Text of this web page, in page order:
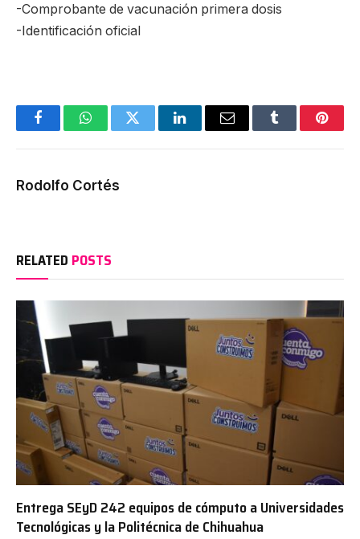
-Comprobante de vacunación primera dosis
-Identificación oficial
FacebookWhatsAppTwitter LinkedInEmail Tumblr
Rodolfo Cortés
RELATED POSTS
Entrega SEyD 242 equipos de cómputo a Universidades
Tecnológicas y la Politécnica de Chihuahua